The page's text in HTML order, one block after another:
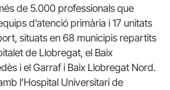
de 5.000 professionals que
d’atenció primària i 17 unitats
situats en 68 municipis repartits
de Llobregat, el Baix
i el Garraf i Baix Llobregat Nord.
l’Hospital Universitari de